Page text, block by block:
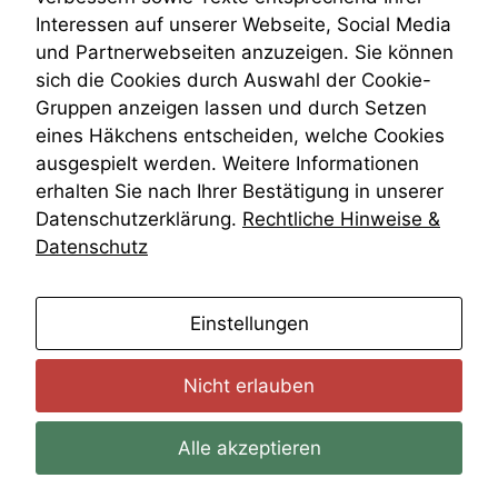
Wiederherstellungsanordnung
Zivilprozessordnung
ZPO
Zustellfiktion
Zuständigkeit
Öffentliches Personalrecht
Öffentlichkeitsprinzip
Interessen auf unserer Webseite, Social Media
und Partnerwebseiten anzuzeigen. Sie können
sich die Cookies durch Auswahl der Cookie-
Gruppen anzeigen lassen und durch Setzen
eines Häkchens entscheiden, welche Cookies
ausgespielt werden. Weitere Informationen
erhalten Sie nach Ihrer Bestätigung in unserer
Datenschutzerklärung. Rechtliche Hinweise &
Datenschutz
Einstellungen
Nicht erlauben
Alle akzeptieren